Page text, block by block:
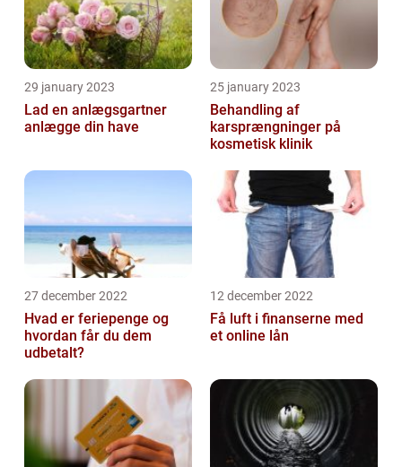
29 january 2023
Lad en anlægsgartner
anlægge din have
25 january 2023
Behandling af
karsprængninger på
kosmetisk klinik
27 december 2022
Hvad er feriepenge og
hvordan får du dem
udbetalt?
12 december 2022
Få luft i finanserne med
et online lån